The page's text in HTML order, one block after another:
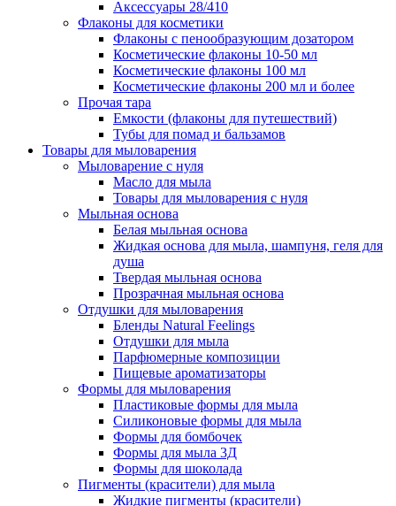
Аксессуары 28/410
Флаконы для косметики
Флаконы с пенообразующим дозатором
Косметические флаконы 10-50 мл
Косметические флаконы 100 мл
Косметические флаконы 200 мл и более
Прочая тара
Емкости (флаконы для путешествий)
Тубы для помад и бальзамов
Товары для мыловарения
Мыловарение с нуля
Масло для мыла
Товары для мыловарения с нуля
Мыльная основа
Белая мыльная основа
Жидкая основа для мыла, шампуня, геля для
душа
Твердая мыльная основа
Прозрачная мыльная основа
Отдушки для мыловарения
Бленды Natural Feelings
Отдушки для мыла
Парфюмерные композиции
Пищевые ароматизаторы
Формы для мыловарения
Пластиковые формы для мыла
Силиконовые формы для мыла
Формы для бомбочек
Формы для мыла 3Д
Формы для шоколада
Пигменты (красители) для мыла
Жидкие пигменты (красители)